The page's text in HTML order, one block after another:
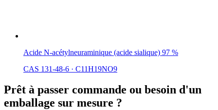
Acide N-acétylneuraminique (acide sialique) 97 %
CAS 131-48-6 · C11H19NO9
Prêt à passer commande ou besoin d'un
emballage sur mesure ?